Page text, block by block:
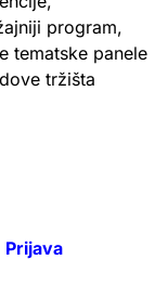
program,
tematske panele
tržišta
Prijava